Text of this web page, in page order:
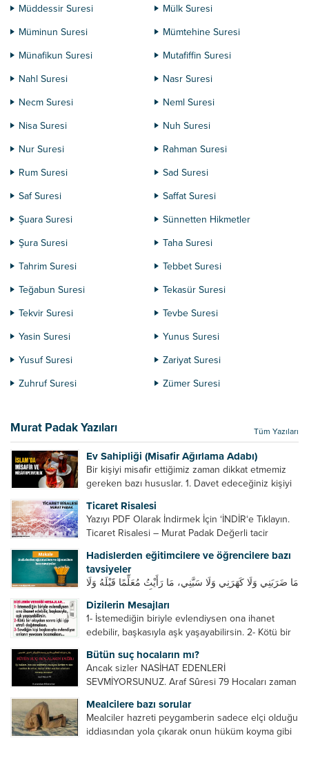
Müddessir Suresi
Mülk Suresi
Müminun Suresi
Mümtehine Suresi
Münafikun Suresi
Mutafiffin Suresi
Nahl Suresi
Nasr Suresi
Necm Suresi
Neml Suresi
Nisa Suresi
Nuh Suresi
Nur Suresi
Rahman Suresi
Rum Suresi
Sad Suresi
Saf Suresi
Saffat Suresi
Şuara Suresi
Sünnetten Hikmetler
Şura Suresi
Taha Suresi
Tahrim Suresi
Tebbet Suresi
Teğabun Suresi
Tekasür Suresi
Tekvir Suresi
Tevbe Suresi
Yasin Suresi
Yunus Suresi
Yusuf Suresi
Zariyat Suresi
Zuhruf Suresi
Zümer Suresi
Murat Padak Yazıları Tüm Yazıları
Ev Sahipliği (Misafir Ağırlama Adabı)
Bir kişiyi misafir ettiğimiz zaman dikkat etmemiz
gereken bazı hususlar. 1. Davet edeceğiniz kişiyi
önce, bir hafta önce veya gün içinde davet edin....
Ticaret Risalesi
Yazıyı PDF Olarak İndirmek İçin ‘İNDİR‘e Tıklayın.
Ticaret Risalesi – Murat Padak Değerli tacir
ticaret yapmaktır. Peygamber efendimiz de ticaret
yapmıştır. Hz. Hatice...
Hadislerden eğitimcilere ve öğrencilere bazı
tavsiyeler
مَا ضَرَبَنِي وَلَا كَهَرَنِي وَلَا سَبَّنِي، مَا رَأَيْتُ مُعَلِّمًا قَبْلَهُ وَلَا
ve sellem beni dövmedi, azarlamadı ve bana
sövmedi. Ben ne ondan önce...
Dizilerin Mesajları
1- İstemediğin biriyle evlendiysen ona ihanet
edebilir, başkasıyla aşk yaşayabilirsin. 2- Kötü bir
Sevdiğin kişi başkasıyla evlendiyse onların
yuvasını bozmalısın. 4- Hiçbir dizide...
Bütün suç hocaların mı?
Ancak sizler NASİHAT EDENLERİ
SEVMİYORSUNUZ. Araf Sûresi 79 Hocaları zaman
geliştirmeleri hususunda bazen açık bazen gizli
tenkitlerde bulunmuşuzdur. Örneğin hocalarda
olması gereken hususları sıralar ve...
Mealcilere bazı sorular
Mealciler hazreti peygamberin sadece elçi olduğu
iddiasından yola çıkarak onun hüküm koyma gibi